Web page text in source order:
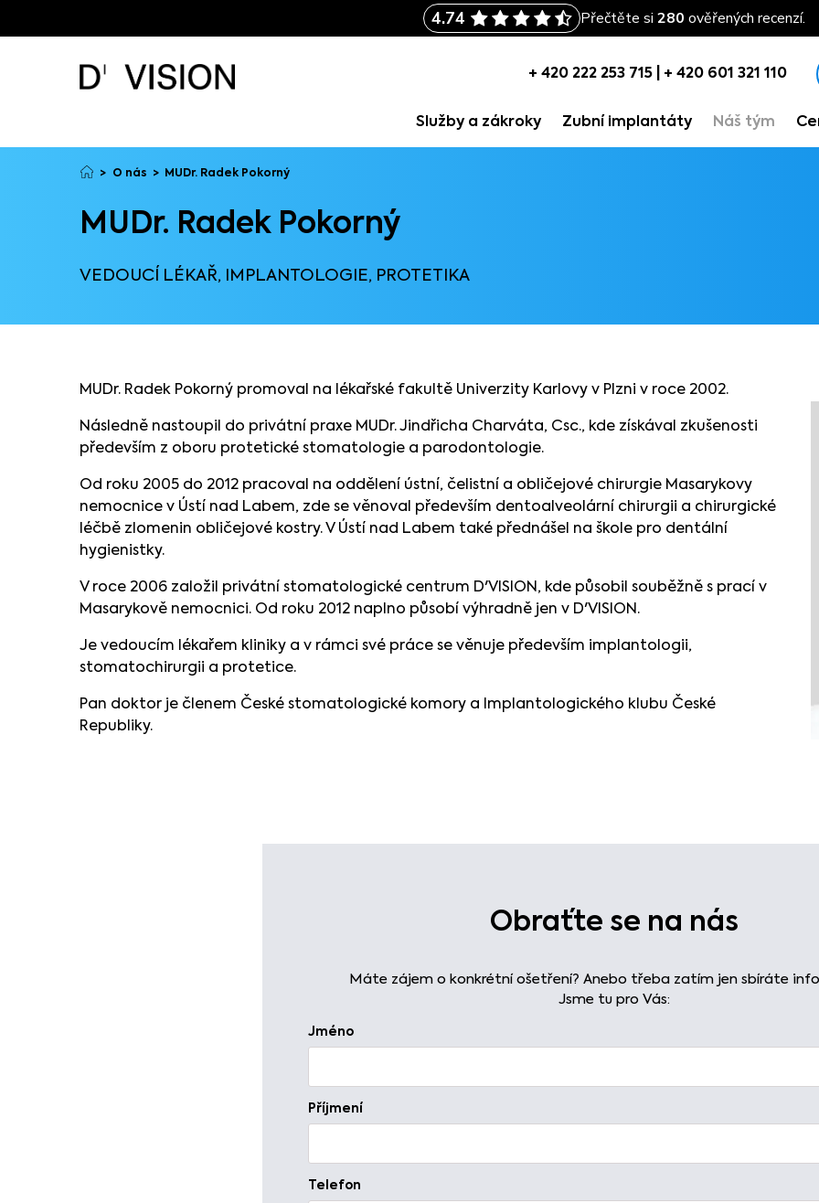
+ 420 222 253 715 + 420 601 321 110
Služby a zákroky Zubní implantáty Náš tým
+ 420 222 253 715|+ 420 601 321 110
O nás MUDr. Radek Pokorný
MUDr. Radek Pokorný
VEDOUCÍ LÉKAŘ, IMPLANTOLOGIE, PROTETIKA
MUDr. Radek Pokorný promoval na lékařské fakultě Univerzity Karlovy v Plzni v roce 2002.
Následně nastoupil do privátní praxe MUDr. Jindřicha Charváta, Csc., kde získával zkušenosti
především z oboru protetické stomatologie a parodontologie.
Od roku 2005 do 2012 pracoval na oddělení ústní, čelistní a obličejové chirurgie Masarykovy
nemocnice v Ústí nad Labem, zde se věnoval především dentoalveolární chirurgii a chirurgické
léčbě zlomenin obličejové kostry. V Ústí nad Labem také přednášel na škole pro dentální
hygienistky.
V roce 2006 založil privátní stomatologické centrum D'VISION, kde působil souběžně s prací v
Masarykově nemocnici. Od roku 2012 naplno působí výhradně jen v D'VISION.
Je vedoucím lékařem kliniky a v rámci své práce se věnuje především implantologii,
stomatochirurgii a protetice.
Pan doktor je členem České stomatologické komory a Implantologického klubu České
Republiky.
Obraťte se na nás
Máte zájem o konkrétní ošetření? Anebo třeba zatím jen sbíráte
Jsme tu pro Vás:
Jméno
Příjmení
Telefon